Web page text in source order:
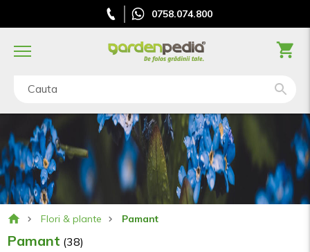
0758.074.800
Cauta
Flori & plante Pamant
Pamant (38)